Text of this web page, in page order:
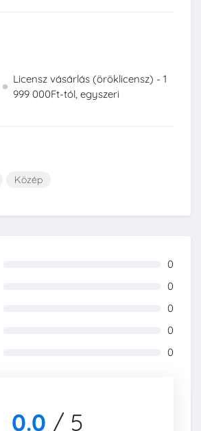
Licensz vásárlás (öröklicensz) - 1
999 000Ft-tól, egyszeri
Közép
0
0
0
0
0
0.0 / 5